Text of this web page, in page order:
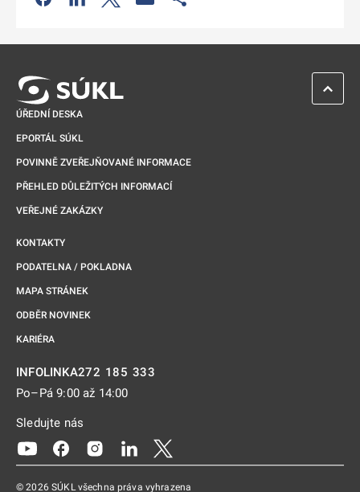
ÚŘEDNÍ DESKA
EPORTÁL SÚKL
POVINNĚ ZVEŘEJŇOVANÉ INFORMACE
PŘEHLED DŮLEŽITÝCH INFORMACÍ
VEŘEJNÉ ZAKÁZKY
KONTAKTY
PODATELNA / POKLADNA
MAPA STRÁNEK
ODBĚR NOVINEK
KARIÉRA
INFOLINKA272 185 333
Po–Pá 9:00 až 14:00
Sledujte nás
Odkaz se otevře na nové kartě
Odkaz se otevře na nové kartě
Odkaz se otevře na nové kartě
Odkaz se otevře na nové kartě
© 2026 SÚKL všechna práva vyhrazena
ZPĚT